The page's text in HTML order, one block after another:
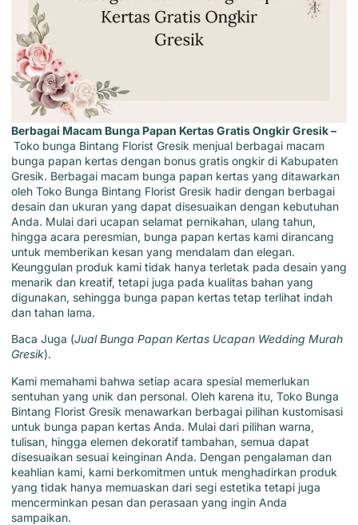
Berbagai Macam Bunga Papan Kertas Gratis Ongkir Gresik –
Toko bunga Bintang Florist Gresik menjual berbagai macam
bunga papan kertas dengan bonus gratis ongkir di Kabupaten
Gresik. Berbagai macam bunga papan kertas yang ditawarkan
oleh Toko Bunga Bintang Florist Gresik hadir dengan berbagai
desain dan ukuran yang dapat disesuaikan dengan kebutuhan
Anda. Mulai dari ucapan selamat pernikahan, ulang tahun,
hingga acara peresmian, bunga papan kertas kami dirancang
untuk memberikan kesan yang mendalam dan elegan.
Keunggulan produk kami tidak hanya terletak pada desain yang
menarik dan kreatif, tetapi juga pada kualitas bahan yang
digunakan, sehingga bunga papan kertas tetap terlihat indah
dan tahan lama.
Baca Juga (Jual Bunga Papan Kertas Ucapan Wedding Murah
Gresik).
Kami memahami bahwa setiap acara spesial memerlukan
sentuhan yang unik dan personal. Oleh karena itu, Toko Bunga
Bintang Florist Gresik menawarkan berbagai pilihan kustomisasi
untuk bunga papan kertas Anda. Mulai dari pilihan warna,
tulisan, hingga elemen dekoratif tambahan, semua dapat
disesuaikan sesuai keinginan Anda. Dengan pengalaman dan
keahlian kami, kami berkomitmen untuk menghadirkan produk
yang tidak hanya memuaskan dari segi estetika tetapi juga
mencerminkan pesan dan perasaan yang ingin Anda
sampaikan.